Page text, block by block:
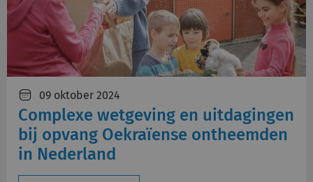
09 oktober 2024
Complexe wetgeving en uitdagingen
bij opvang Oekraïense ontheemden
in Nederland